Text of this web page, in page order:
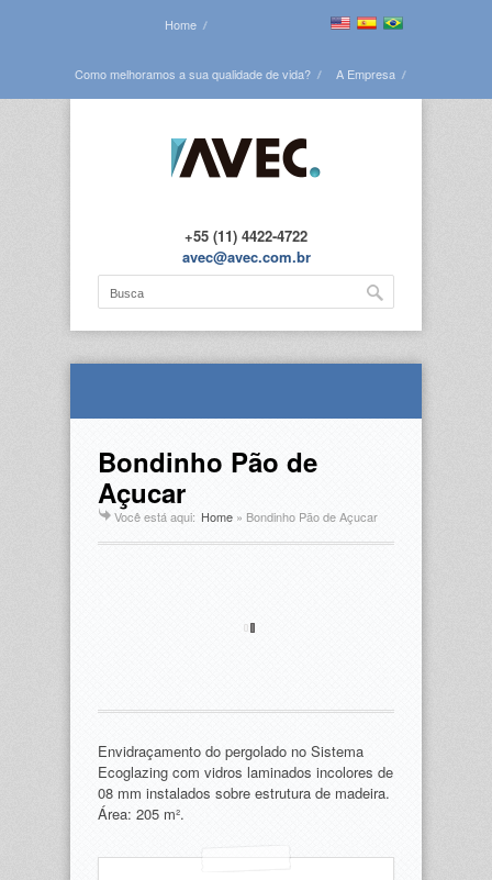
Home
Como melhoramos a sua qualidade de vida? A Empresa
+55 (11) 4422-4722
avec@avec.com.br
Bondinho Pão de
Açucar
Você está aqui: Home » Bondinho Pão de Açucar
Envidraçamento do pergolado no Sistema
Ecoglazing com vidros laminados incolores de
08 mm instalados sobre estrutura de madeira.
Área: 205 m².